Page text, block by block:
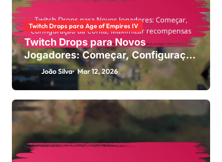
Twitch Drops para Age of Empires IV
Twitch Drops para Novos
Jogadores: Começar, Configuração
da Conta, Maximizar recompensas
João Silva Mar 12, 2026